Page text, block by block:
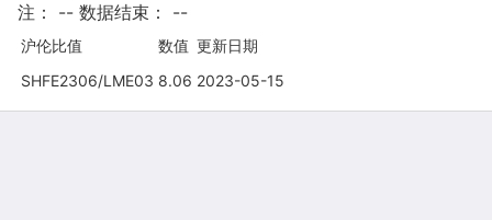
注：
-- 数据结束： --
沪伦比值 数值 更新日期
SHFE2306/LME03 8.06 2023-05-15